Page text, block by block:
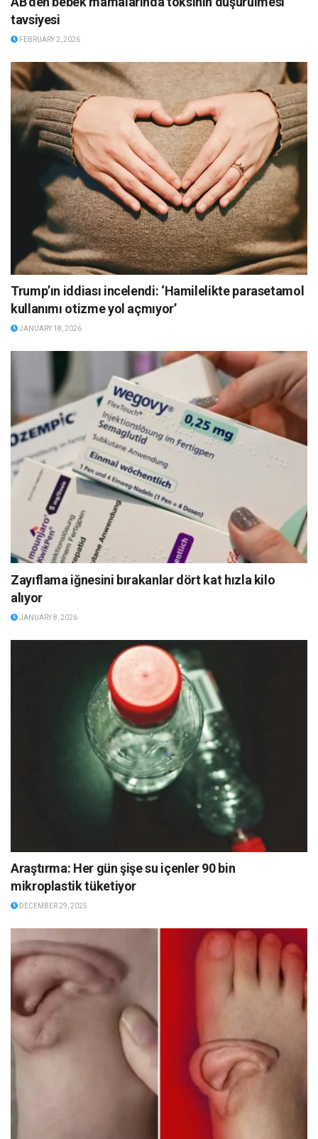
tavsiyesi
FEBRUARY 2, 2026
Trump’ın iddiası incelendi: ‘Hamilelikte parasetamol
kullanımı otizme yol açmıyor’
JANUARY 18, 2026
Zayıflama iğnesini bırakanlar dört kat hızla kilo
alıyor
JANUARY 8, 2026
Araştırma: Her gün şişe su içenler 90 bin
mikroplastik tüketiyor
DECEMBER 29, 2025